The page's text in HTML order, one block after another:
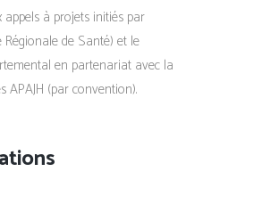
appels à projets initiés par
Régionale de Santé) et le
en partenariat avec la
APAJH (par convention).